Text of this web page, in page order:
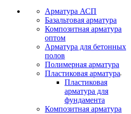
Арматура АСП
Базальтовая арматура
Композитная арматура
оптом
Арматура для бетонных
полов
Полимерная арматура
Пластиковая арматура
Пластиковая
арматура для
фундамента
Композитная арматура